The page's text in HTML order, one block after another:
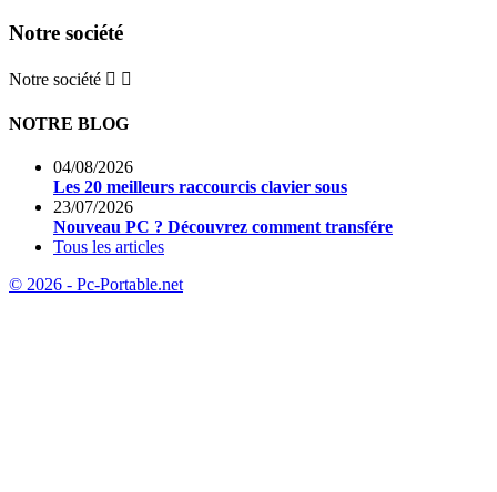
Notre société
Notre société  
NOTRE BLOG
04/08/2026
Les 20 meilleurs raccourcis clavier sous
23/07/2026
Nouveau PC ? Découvrez comment transfére
Tous les articles
© 2026 - Pc-Portable.net